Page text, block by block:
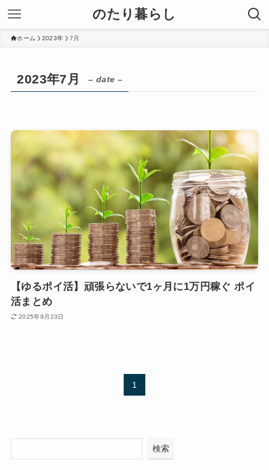
のたり暮らし
ホーム 2023年 7月
2023年7月 – date –
【ゆるポイ活】頑張らないで1ヶ月に1万円稼ぐ ポイ
活まとめ
2025年9月23日
1
検索